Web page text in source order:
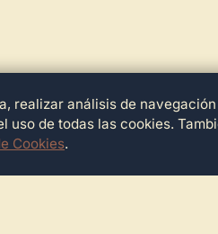
realizar análisis de
de todas las cookies.
Cookies.